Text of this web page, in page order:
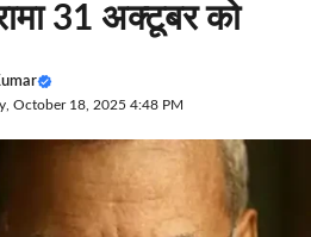
31 अक्टूबर को
October 18, 2025 4:48 PM